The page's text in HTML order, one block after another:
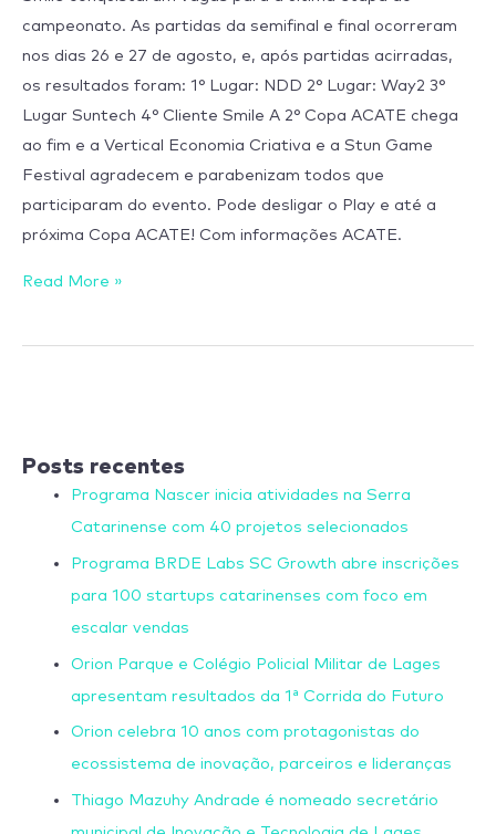
campeonato. As partidas da semifinal e final ocorreram
nos dias 26 e 27 de agosto, e, após partidas acirradas,
os resultados foram: 1° Lugar: NDD 2° Lugar: Way2 3°
Lugar Suntech 4° Cliente Smile A 2° Copa ACATE chega
ao fim e a Vertical Economia Criativa e a Stun Game
Festival agradecem e parabenizam todos que
participaram do evento. Pode desligar o Play e até a
próxima Copa ACATE! Com informações ACATE.
Read More »
Posts recentes
Programa Nascer inicia atividades na Serra
Catarinense com 40 projetos selecionados
Programa BRDE Labs SC Growth abre inscrições
para 100 startups catarinenses com foco em
escalar vendas
Orion Parque e Colégio Policial Militar de Lages
apresentam resultados da 1ª Corrida do Futuro
Orion celebra 10 anos com protagonistas do
ecossistema de inovação, parceiros e lideranças
Thiago Mazuhy Andrade é nomeado secretário